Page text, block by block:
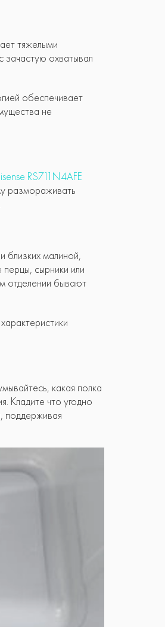
тяжелыми
охватывал
обеспечивает
не
RS711N4AFE
размораживать
близких малиной,
сырники или
отделении бывают
какая полка
Кладите что угодно
поддерживая